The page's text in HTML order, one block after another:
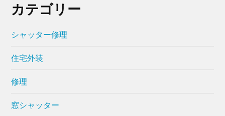
カテゴリー
シャッター修理
住宅外装
修理
窓シャッター